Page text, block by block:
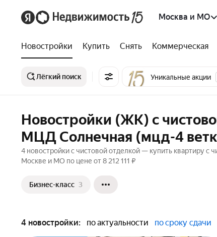
Москва и МО
Новостройки Купить Снять Коммерческая
Лёгкий поиск Уникальные акции
Новостройки (ЖК) с
МЦД Солнечная (мцд-4
4 новостройки с чистовой отделкой — купить квартиру
Москве и МО по цене от 8 212 111 ₽
Бизнес-класс 3
4 новостройки: по актуальности по сроку сдачи